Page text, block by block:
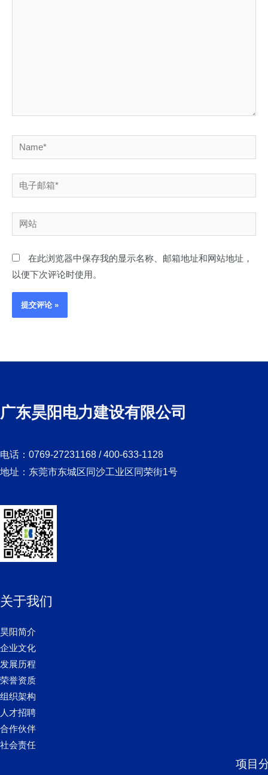
Name*
电
子
邮
箱
网
站
在此浏览器中保存我的显示名称、邮箱地址和网站地址，
以便下次评论时使用。
广东昊阳电力建设有限公司
电话：0769-27231168 / 400-633-1128
地址：东莞市东城区同沙工业区同荣街1号
关于我们
昊阳简介
企业文化
发展历程
荣誉资质
组织架构
人才招聘
合作伙伴
社会责任
项目